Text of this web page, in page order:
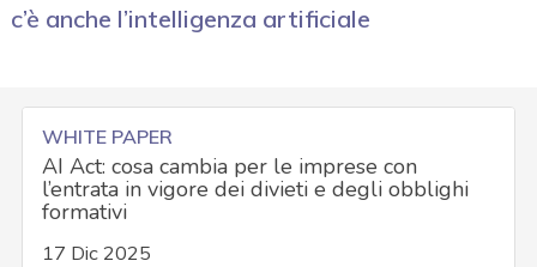
c’è anche l’intelligenza artificiale
WHITE PAPER
AI Act: cosa cambia per le imprese con
l’entrata in vigore dei divieti e degli obblighi
formativi
17 Dic 2025